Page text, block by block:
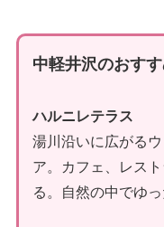
中軽井沢のおす
ハルニレテラス
湯川沿いに広がる
ア。カフェ、レス
る。自然の中でゆっ